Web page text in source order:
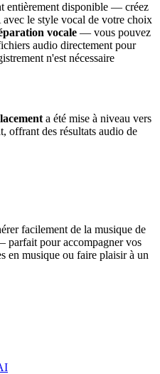
entièrement disponible — créez
avec le style vocal de votre choix
vocale — vous pouvez
audio directement pour
n'est nécessaire
a été mise à niveau vers
offrant des résultats audio de
facilement de la musique de
parfait pour accompagner vos
en musique ou faire plaisir à un